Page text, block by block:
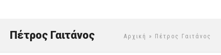
Αρχική » Πέτρος Γαιτάνος
Πέτρος Γαιτάνος